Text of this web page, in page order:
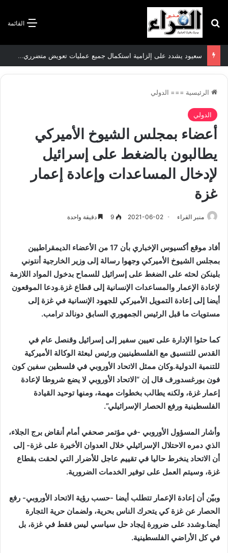
القائمة بحث عن
سعيود يشدد على إلزامية استكمال جميع عمليات تعويض متضرري حرائق الغابات قبل نهاية شهر أوت
الرئيسية === الدولي
الدولي
أعضاء بمجلس الشيوخ الأميركي
يطالبون بالضغط على إسرائيل
لإدخال المساعدات وإعادة إعمار
غزة
منبر القراء 2021-06-02
9 دقيقة واحدة
أفاد موقع أكسيوس الإخباري بأن 17 من الأعضاء الديمقراطيين
بمجلس الشيوخ الأميركي وجهوا رسالة إلى وزير الخارجية أنتوني
بلينكن لحثه على الضغط على إسرائيل للسماح بدخول المواد اللازمة
لإعادة الإعمار والمساعدات الإنسانية إلى قطاع غزة.ودعا الموقعون
أيضا إلى إعادة التمويل الأميركي للجهود الإنسانية في غزة إلى
مستويات ما قبل الرئيس الجمهوري السابق دونالد ترامب.
كما حثوا الإدارة على تعيين سفير إلى إسرائيل وقنصل عام في
القدس للتنسيق مع الفلسطينيين ورئيس لبعثة الوكالة الأميركية
للتنمية الدولية.وكان ممثل الاتحاد الأوروبي في فلسطين سفين كون
فون بورغسدورف قال إن “الاتحاد الأوروبي لا يضع شروطا لإعادة
إعمار غزة، ولكنه يطالب بخطوات مهمة، ومنها توحيد القيادة
الفلسطينية ورفع الحصار الإسرائيلي”.
وأشار المسؤول الأوروبي -في مؤتمر صحفي أمام أنقاض برج الجلاء،
الذي دمره الاحتلال الإسرائيلي خلال العدوان الأخيرة على غزة- إلى
أن الاتحاد ينخرط حاليا في تقييم عاجل للأضرار التي لحقت بقطاع
غزة، وسيتم العمل على توفير الخدمات الضرورية.
وبيّن أن إعادة الإعمار تتطلب أيضا -حسب رؤية الاتحاد الأوروبي- رفع
الحصار عن غزة كي يتحرك الناس بحرية، ولضمان حرية التجارة
أيضا.وشدد على ضرورة إيجاد حل سياسي ليس فقط في غزة، بل
في كل الأراضي الفلسطينية.